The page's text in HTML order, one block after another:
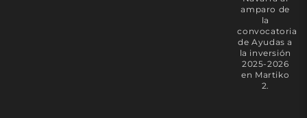
amparo de
la
convocatoria
de Ayudas a
la inversión
2025-2026
en Martiko
2.